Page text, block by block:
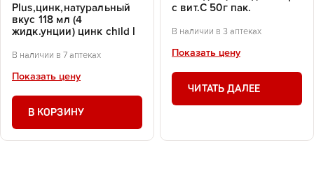
Plus,цинк,натуральный
вкус 118 мл (4
жидк.унции) цинк child l
В наличии в 7 аптеках
Показать цену
В КОРЗИНУ
с вит.С 50г пак.
В наличии в 3 аптеках
Показать цену
ЧИТАТЬ ДАЛЕЕ